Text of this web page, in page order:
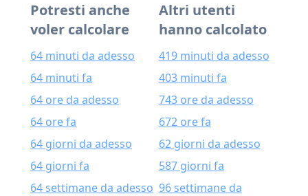
Potresti anche
voler calcolare
64 minuti da adesso
64 minuti fa
64 ore da adesso
64 ore fa
64 giorni da adesso
64 giorni fa
64 settimane da adesso
Altri utenti
hanno calcolato
419 minuti da adesso
403 minuti fa
743 ore da adesso
672 ore fa
62 giorni da adesso
587 giorni fa
96 settimane da